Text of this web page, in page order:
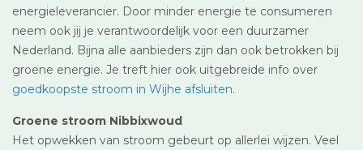
energieleverancier. Door minder energie te consumeren
neem ook jij je verantwoordelijk voor een duurzamer
Nederland. Bijna alle aanbieders zijn dan ook betrokken bij
groene energie. Je treft hier ook uitgebreide info over
goedkoopste stroom in Wijhe afsluiten.
Groene stroom Nibbixwoud
Het opwekken van stroom gebeurt op allerlei wijzen. Veel